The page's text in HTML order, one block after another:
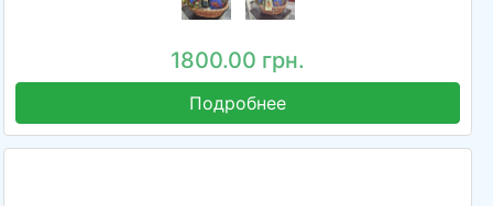
1800.00 грн.
Подробнее